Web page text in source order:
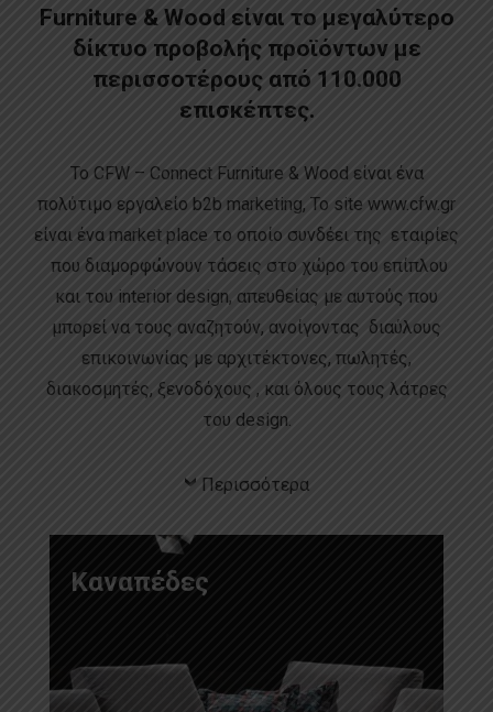
Furniture & Wood είναι το μεγαλύτερο
δίκτυο προβολής προϊόντων με
περισσοτέρους από 110.000
επισκέπτες.
Το CFW – Connect Furniture & Wood είναι ένα
πολύτιμο εργαλείο b2b marketing, Το site www.cfw.gr
είναι ένα market place το οποίο συνδέει της εταιρίες
που διαμορφώνουν τάσεις στο χώρο του επίπλου
και του interior design, απευθείας με αυτούς που
μπορεί να τους αναζητούν, ανοίγοντας διαύλους
επικοινωνίας με αρχιτέκτονες, πωλητές,
διακοσμητές, ξενοδόχους , και όλους τους λάτρες
του design.
Περισσότερα
Καναπέδες